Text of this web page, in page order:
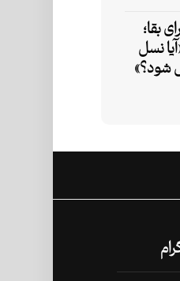
بقا؛
نسل
شود؟»